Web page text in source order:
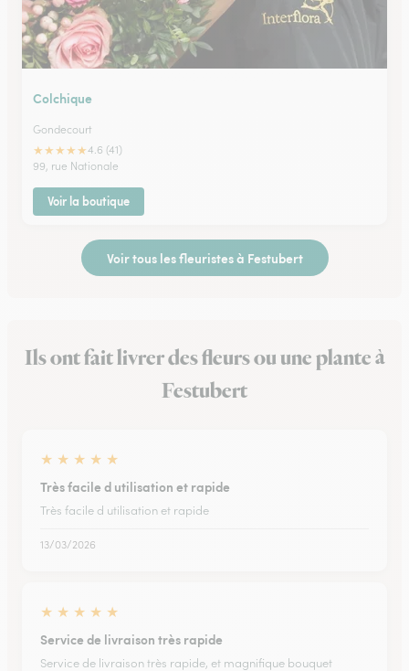
Colchique
Gondecourt
★★★★★4.6 (41)
99, rue Nationale
Voir la boutique
Voir tous les fleuristes à Festubert
Ils ont fait livrer des fleurs ou une plante à
Festubert
★ ★ ★ ★ ★
Très facile d utilisation et rapide
Très facile d utilisation et rapide
13/03/2026
★ ★ ★ ★ ★
Service de livraison très rapide
Service de livraison très rapide, et magnifique bouquet